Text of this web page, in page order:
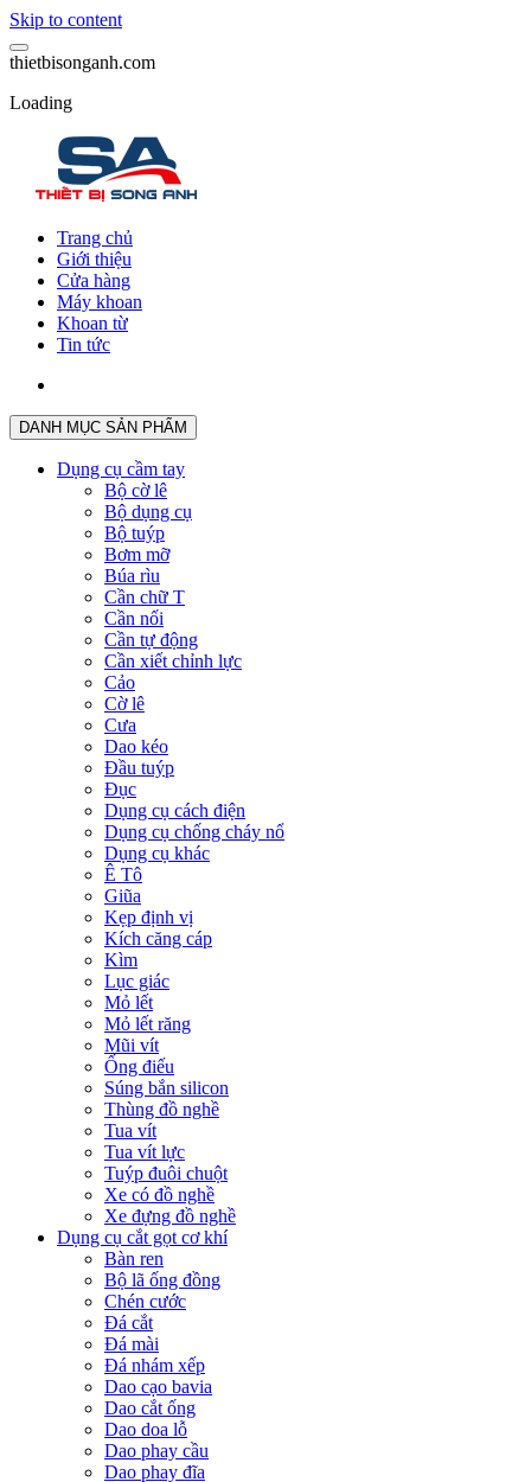
Skip to content
thietbisonganh.com
Loading
Trang chủ
Giới thiệu
Cửa hàng
Máy khoan
Khoan từ
Tin tức
DANH MỤC SẢN PHẨM
Dụng cụ cầm tay
Bộ cờ lê
Bộ dụng cụ
Bộ tuýp
Bơm mỡ
Búa rìu
Cần chữ T
Cần nối
Cần tự động
Cần xiết chỉnh lực
Cảo
Cờ lê
Cưa
Dao kéo
Đầu tuýp
Đục
Dụng cụ cách điện
Dụng cụ chống cháy nổ
Dụng cụ khác
Ê Tô
Giũa
Kẹp định vị
Kích căng cáp
Kìm
Lục giác
Mỏ lết
Mỏ lết răng
Mũi vít
Ống điếu
Súng bắn silicon
Thùng đồ nghề
Tua vít
Tua vít lực
Tuýp đuôi chuột
Xe có đồ nghề
Xe đựng đồ nghề
Dụng cụ cắt gọt cơ khí
Bàn ren
Bộ lã ống đồng
Chén cước
Đá cắt
Đá mài
Đá nhám xếp
Dao cạo bavia
Dao cắt ống
Dao doa lỗ
Dao phay cầu
Dao phay đĩa